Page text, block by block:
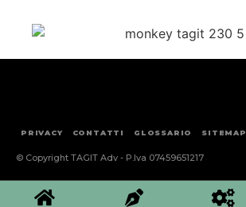
© Copyright TAGIT Adv - P.Iva 07459651217
PRIVACY CONTATTI GLOSSARIO SITEMAP